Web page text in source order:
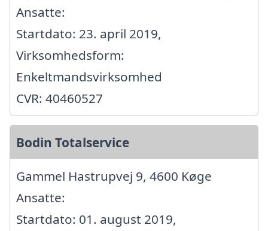
Ansatte:
Startdato: 23. april 2019,
Virksomhedsform:
Enkeltmandsvirksomhed
CVR: 40460527
Bodin Totalservice
Gammel Hastrupvej 9, 4600 Køge
Ansatte:
Startdato: 01. august 2019,